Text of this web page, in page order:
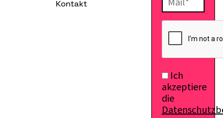
Kontakt
Ich
akzeptiere
die